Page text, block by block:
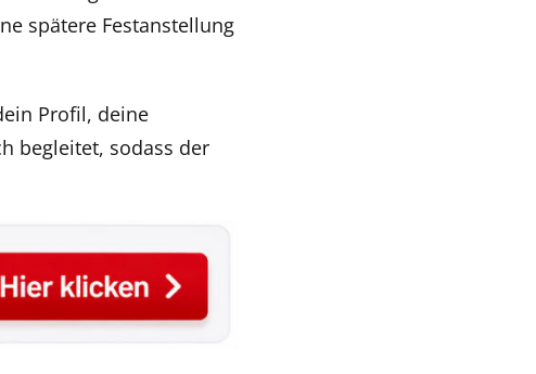
spätere Festanstellung
Profil, deine
begleitet, sodass der